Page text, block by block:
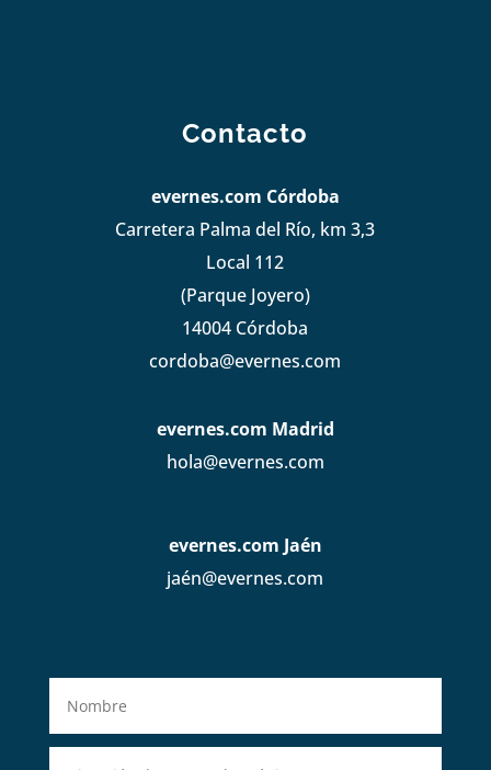
Contacto
evernes.com Córdoba
Carretera Palma del Río, km 3,3
Local 112
(Parque Joyero)
14004 Córdoba
cordoba@evernes.com
evernes.com Madrid
hola@evernes.com
evernes.com Jaén
jaén@evernes.com